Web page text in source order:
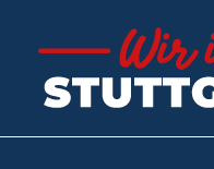
Inhalt
springen